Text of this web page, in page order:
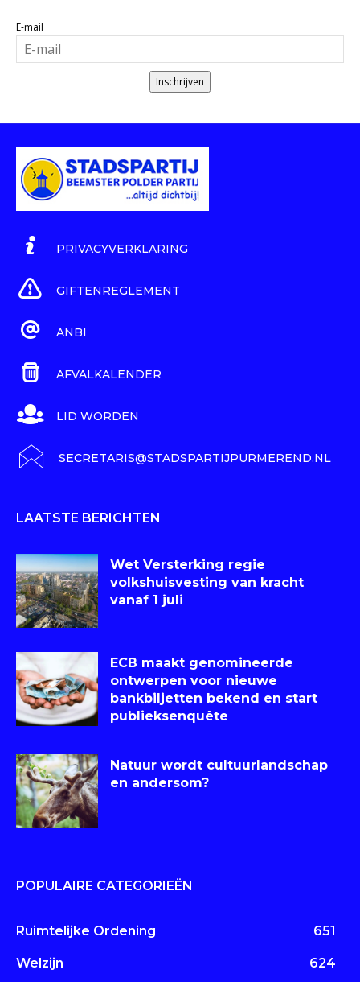
E-mail
Inschrijven
PRIVACYVERKLARING
GIFTENREGLEMENT
ANBI
AFVALKALENDER
LID WORDEN
SECRETARIS@STADSPARTIJPURMEREND.NL
LAATSTE BERICHTEN
Wet Versterking regie
volkshuisvesting van kracht
vanaf 1 juli
ECB maakt genomineerde
ontwerpen voor nieuwe
bankbiljetten bekend en start
publieksenquête
Natuur wordt cultuurlandschap
en andersom?
POPULAIRE CATEGORIEËN
Ruimtelijke Ordening 651
Welzijn 624